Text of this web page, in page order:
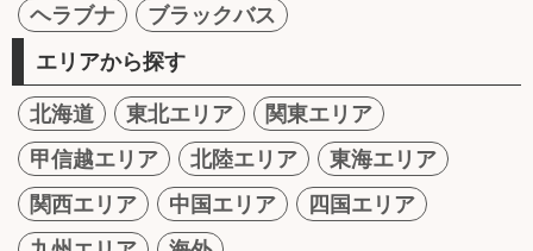
ヘラブナ
ブラックバス
エリアから探す
北海道 東北エリア
関東エリア
甲信越エリア
北陸エリア
東海エリア
関西エリア
中国エリア
四国エリア